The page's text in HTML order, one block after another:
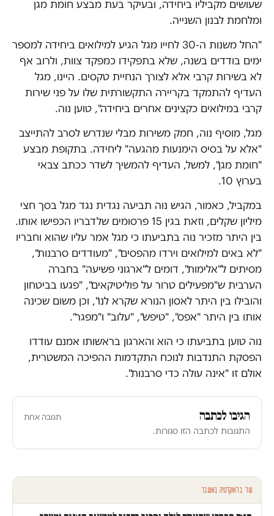
שעושים מקביליו ביחידה, ובעיקר בעת מבצע חומת מגן
ומלחמת לבנון השנייה.
"החל משנות ה-30 לחייו מגל הגיע למילואים ביחידה למספר
ימים בודדים בשנה, שלא בתפקידו כמפקד צוות, ולרוב אף
לא בשירות קרבי אלא לצורך הנחיית טקסים. היינו, מגל
העדיף להתמקד בקריירה התקשורתית שלו על פני שירות
קרבי במילואים כקצינים אחרים ביחידה", טוען נוה.
מגל, מוסיף נוה, חמק משירות מבלי שנדרש לסרב להתייצב
"אלא על בסיס הימנעות מהגעה" ליחידה. בתקופת מבצע
"חומת מגן", למשל, העדיף להמשיך לשדר ככתב צבאי
בערוץ 10.
במקביל, כאמור, הגיש נוה תביעה נגדית נגד מגל בסך חצי
מיליון שקלים, וזאת בגין 15 פרסומים שלדבריו הכפישו אותו.
בין היתר מזכיר נוה בתביעתו כי מגל אמר עליו שהוא וחבריו
"לא באים למילואים וירדו מהפסים", "מעודדים סרבנות",
מסיתים ל"אלימות", דומים ל"ארגוני פשיעה" בחברה
הערבית ש"מפעילים טרור על פוליטיקאים", "פגעו בביטחון
והובילו בין היתר לאסון הנורא שקרא לנו", וכן משום שכינה
אותו בין היתר "אפס", "טיפש", "עלוב" ו"מפגר".
נוה טוען בתביעתו כי הוא והארגון בראשותו אמנם עודדו
הפסקת התנדבות לנוכח התקדמות ההפיכה המשטרית,
אולם זו "אינה עולה כדי סרבנות".
הגיבו לכתבה תגובה אחת
התגובות לכתבה הזו סגורות.
עוד בדמוקרטיה במשבר